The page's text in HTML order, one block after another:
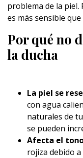
problema de la piel.
es más sensible
Por qué no
la ducha
La piel se
con agua
naturales de tu
se pueden
Afecta el
rojiza debido